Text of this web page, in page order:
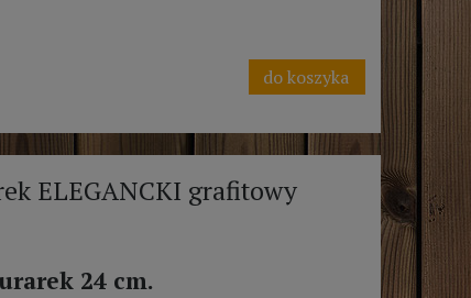
do koszyka
ELEGANCKI grafitowy
24 cm.